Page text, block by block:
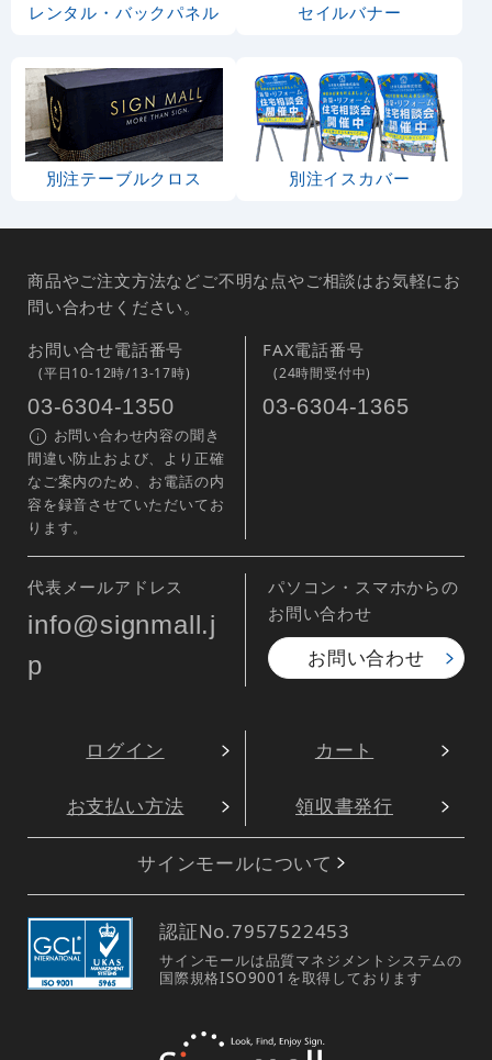
レンタル・バックパネル セイルバナー
別注テーブルクロス 別注イスカバー
商品やご注文方法などご不明な点やご相談はお気軽にお
問い合わせください。
お問い合せ電話番号
(平日10-12時/13-17時)
03-6304-1350
お問い合わせ内容の聞き
間違い防止および、より正確
なご案内のため、お電話の内
容を録音させていただいてお
ります。
FAX電話番号
(24時間受付中)
03-6304-1365
代表メールアドレス
info@signmall.j
p
パソコン・スマホからの
お問い合わせ
お問い合わせ
ログイン カート
お支払い方法 領収書発行
サインモールについて
認証No.7957522453
サインモールは品質マネジメントシステムの
国際規格ISO9001を取得しております